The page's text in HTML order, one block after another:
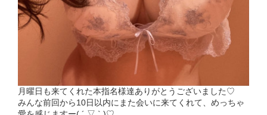
月曜日も来てくれた本指名様達ありがとうございました♡
みんな前回から10日以内にまた会いに来てくれて、めっちゃ